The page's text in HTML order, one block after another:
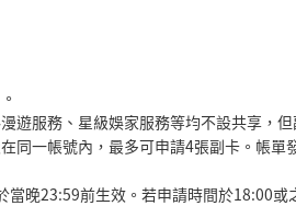
遊服務、星級娛家服務等均不設共享，
同一帳號內，最多可申請4張副卡。帳單
當晚23:59前生效。若申請時間於18:00或